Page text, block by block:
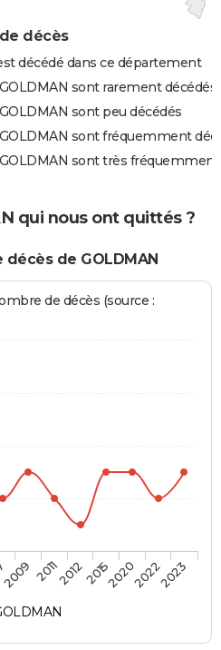
décès
décédé dans ce département
sont rarement décédés
sont peu décédés
sont fréquemment
sont très fréquemment
qui nous ont quittés ?
de GOLDMAN
de décès (source :
2009 201120122015202020222023